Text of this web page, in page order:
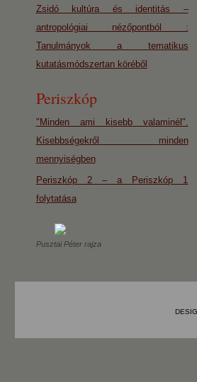
Zsidó kultúra és identitás –
antropológiai nézőpontból :
Tanulmányok a tematikus
kutatásmódszertan köréből
Periszkóp
"Minden ami kisebb valaminél".
Kisebbségekről minden
mennyiségben
Periszkóp 2 – a Periszkóp 1
folytatása
Pusztai Péter rajza